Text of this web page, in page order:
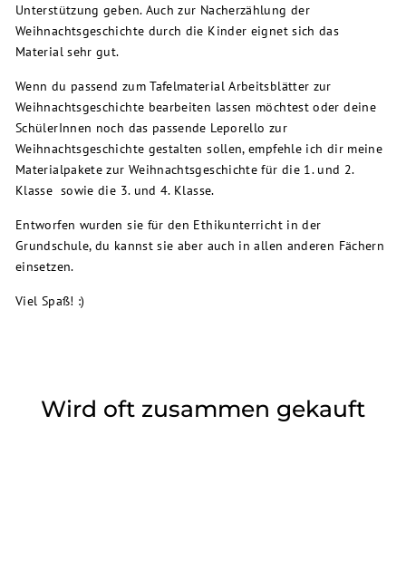
Unterstützung geben. Auch zur Nacherzählung der
Weihnachtsgeschichte durch die Kinder eignet sich das
Material sehr gut.
Wenn du passend zum Tafelmaterial Arbeitsblätter zur
Weihnachtsgeschichte bearbeiten lassen möchtest oder deine
SchülerInnen noch das passende Leporello zur
Weihnachtsgeschichte gestalten sollen, empfehle ich dir meine
Materialpakete zur Weihnachtsgeschichte für die 1. und 2.
Klasse sowie die 3. und 4. Klasse.
Entworfen wurden sie für den Ethikunterricht in der
Grundschule, du kannst sie aber auch in allen anderen Fächern
einsetzen.
Viel Spaß! :)
Wird oft zusammen gekauft